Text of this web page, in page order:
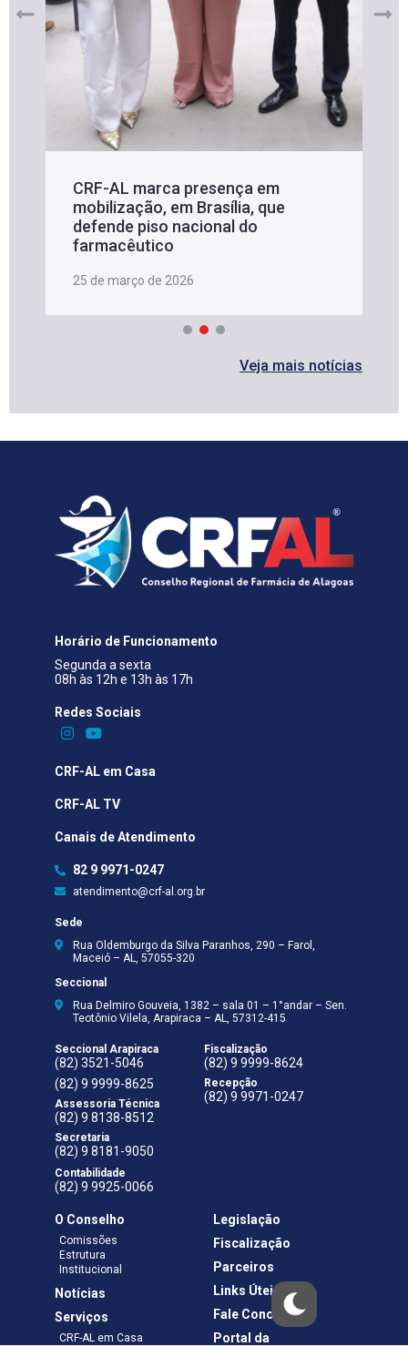
CRF-AL marca presença em
mobilização, em Brasília, que
defende piso nacional do
farmacêutico
25 de março de 2026
Veja mais notícias
Horário de Funcionamento
Segunda a sexta
08h às 12h e 13h às 17h
Redes Sociais​
CRF-AL em Casa
CRF-AL TV
Canais de Atendimento
82 9 9971-0247
atendimento@crf-al.org.br
Sede
Rua Oldemburgo da Silva Paranhos, 290 – Farol,
Maceió – AL, 57055-320
Seccional
Rua Delmiro Gouveia, 1382 – sala 01 – 1°andar – Sen.
Teotônio Vilela, Arapiraca – AL, 57312-415
Seccional Arapiraca
(82) 3521-5046
(82) 9 9999-8625
Assessoria Técnica
(82) 9 8138-8512
Secretaria
(82) 9 8181-9050
Contabilidade
(82) 9 9925-0066
Fiscalização
(82) 9 9999-8624
Recepção
(82) 9 9971-0247
O Conselho
Comissões
Estrutura
Institucional
Notícias
Serviços
CRF-AL em Casa
Legislação
Fiscalização
Parceiros
Links Úteis
Fale Conosco
Portal da